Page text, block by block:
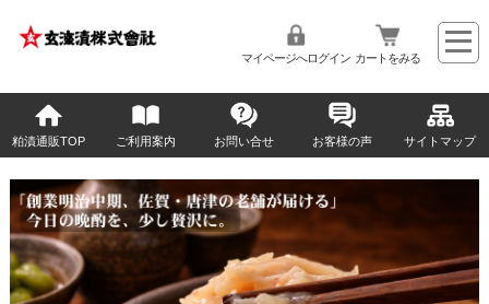
マイページへログイン カートをみる
粕漬通販TOP ご利用案内 お問い合せ お客様の声 サイトマップ